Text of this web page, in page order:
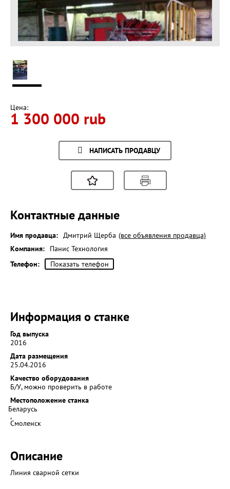
Цена:
1 300 000 rub
НАПИСАТЬ ПРОДАВЦУ
Контактные данные
Имя продавца: Дмитрий Щерба (все объявления продавца)
Компания:
Панис Технология
Телефон:
Показать телефон
Информация о станке
Год выпуска
2016
Дата размещения
25.04.2016
Качество оборудования
Б/У, можно проверить в работе
Местоположение станка
Беларусь
,
Смоленск
Описание
Линия сварной сетки